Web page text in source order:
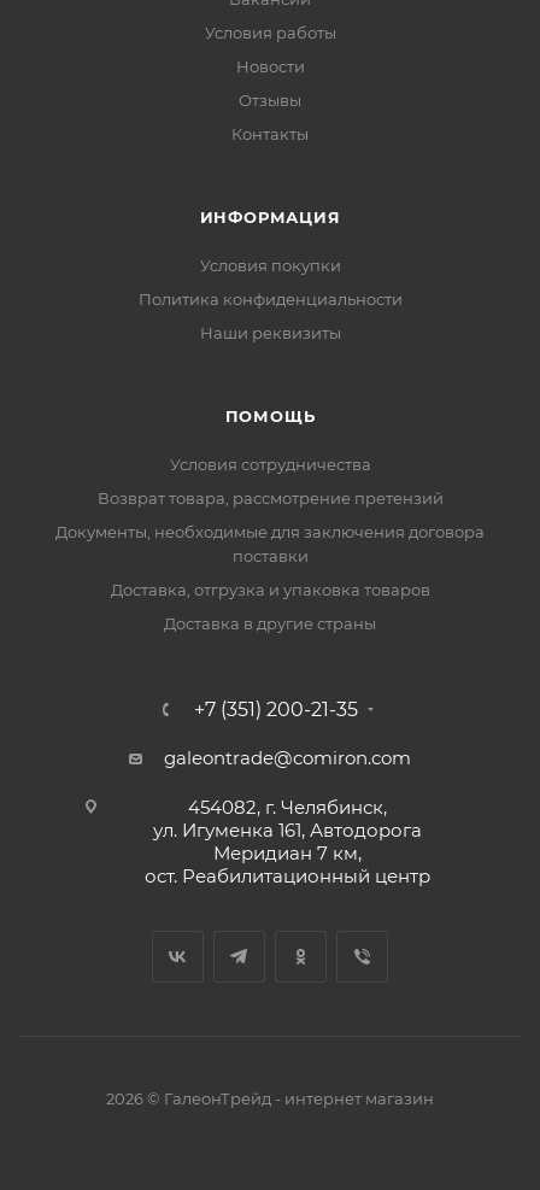
Условия работы
Новости
Отзывы
Контакты
ИНФОРМАЦИЯ
Условия покупки
Политика конфиденциальности
Наши реквизиты
ПОМОЩЬ
Условия сотрудничества
Возврат товара, рассмотрение претензий
Документы, необходимые для заключения договора
поставки
Доставка, отгрузка и упаковка товаров
Доставка в другие страны
+7 (351) 200-21-35
galeontrade@comiron.com
454082, г. Челябинск,
ул. Игуменка 161, Автодорога
Меридиан 7 км,
ост. Реабилитационный центр
2026 © ГалеонТрейд - интернет магазин